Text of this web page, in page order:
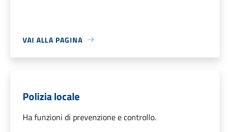
VAI ALLA PAGINA
Polizia locale
Ha funzioni di prevenzione e controllo.